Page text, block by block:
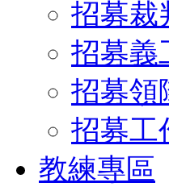
招募裁
招募義
招募領
招募工
教練專區